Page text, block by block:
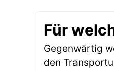
Für
Gegenwärtig
den